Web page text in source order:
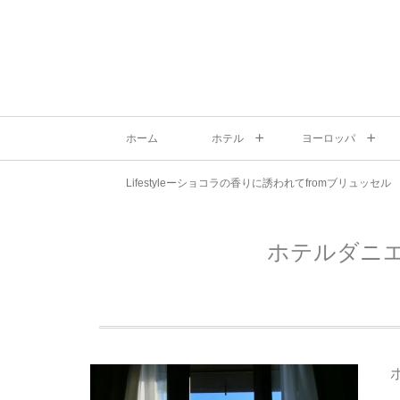
ホーム ホテル ヨーロッパ
Lifestyleーショコラの香りに誘われてfromブリュッセル
ホテルダニ